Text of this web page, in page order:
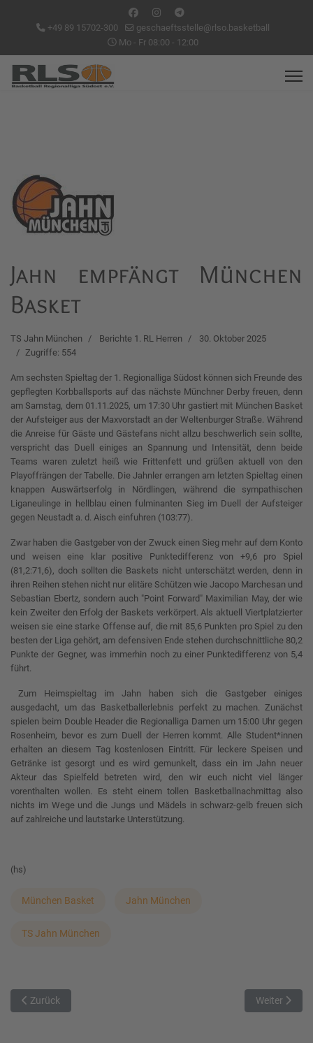
+49 89 15702-300
geschaeftsstelle@rlso.basketball
Mo - Fr 08:00 - 12:00
Jahn empfängt München
Basket
TS Jahn München Berichte 1. RL Herren
30. Oktober 2025
Zugriffe: 554
Am sechsten Spieltag der 1. Regionalliga Südost können sich Freunde des
gepflegten Korbballsports auf das nächste Münchner Derby freuen, denn
am Samstag, dem 01.11.2025, um 17:30 Uhr gastiert mit München Basket
der Aufsteiger aus der Maxvorstadt an der Weltenburger Straße. Während
die Anreise für Gäste und Gästefans nicht allzu beschwerlich sein sollte,
verspricht das Duell einiges an Spannung und Intensität, denn beide
Teams waren zuletzt heiß wie Frittenfett und grüßen aktuell von den
Playoffrängen der Tabelle. Die Jahnler errangen am letzten Spieltag einen
knappen Auswärtserfolg in Nördlingen, während die sympathischen
Liganeulinge in hellblau einen fulminanten Sieg im Duell der Aufsteiger
gegen Neustadt a. d. Aisch einfuhren (103:77).
Zwar haben die Gastgeber von der Zwuck einen Sieg mehr auf dem Konto
und weisen eine klar positive Punktedifferenz von +9,6 pro Spiel
(81,2:71,6), doch sollten die Baskets nicht unterschätzt werden, denn in
ihren Reihen stehen nicht nur elitäre Schützen wie Jacopo Marchesan und
Sebastian Ebertz, sondern auch "Point Forward" Maximilian May, der wie
kein Zweiter den Erfolg der Baskets verkörpert. Als aktuell Viertplatzierter
weisen sie eine starke Offense auf, die mit 85,6 Punkten pro Spiel zu den
besten der Liga gehört, am defensiven Ende stehen durchschnittliche 80,2
Punkte der Gegner, was immerhin noch zu einer Punktedifferenz von 5,4
führt.
Zum Heimspieltag im Jahn haben sich die Gastgeber einiges
ausgedacht, um das Basketballerlebnis perfekt zu machen. Zunächst
spielen beim Double Header die Regionalliga Damen um 15:00 Uhr gegen
Rosenheim, bevor es zum Duell der Herren kommt. Alle Student*innen
erhalten an diesem Tag kostenlosen Eintritt. Für leckere Speisen und
Getränke ist gesorgt und es wird gemunkelt, dass ein im Jahn neuer
Akteur das Spielfeld betreten wird, den wir euch nicht viel länger
vorenthalten wollen. Es steht einem tollen Basketballnachmittag also
nichts im Wege und die Jungs und Mädels in schwarz-gelb freuen sich
auf zahlreiche und lautstarke Unterstützung.
(hs)
München Basket Jahn München
TS Jahn München
Vorheriger Beitrag: Mit Energie und Leidenschaft ins nächste
Zurück Nächster
Weiter